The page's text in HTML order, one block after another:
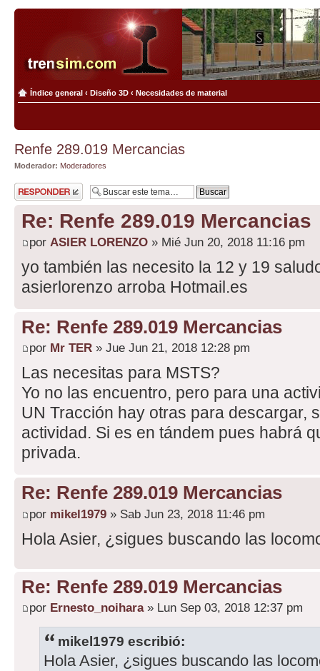
Índice general ‹ Diseño 3D ‹ Necesidades de material
Renfe 289.019 Mercancias
Moderador: Moderadores
Publicar una
respuesta
Re: Renfe 289.019 Mercancias
por ASIER LORENZO » Mié Jun 20, 2018 11:16 pm
yo también las necesito la 12 y 19
asierlorenzo arroba Hotmail.es
Re: Renfe 289.019 Mercancias
por Mr TER » Jue Jun 21, 2018 12:28 pm
Las necesitas para MSTS?
Yo no las encuentro, pero para una
UN Tracción hay otras para descargar,
actividad. Si es en tándem pues habrá
privada.
Re: Renfe 289.019 Mercancias
por mikel1979 » Sab Jun 23, 2018 11:46 pm
Hola Asier, ¿sigues buscando las
Re: Renfe 289.019 Mercancias
por Ernesto_noihara» Lun Sep 03, 2018 12:37 pm
mikel1979 escribió:
Hola Asier, ¿sigues buscando las